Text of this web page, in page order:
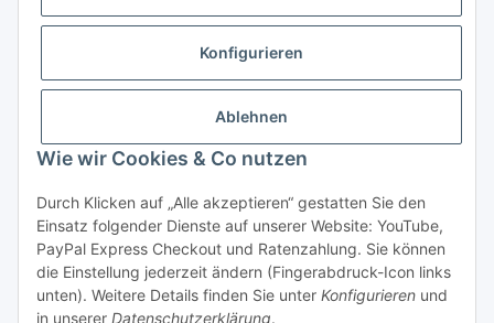
Konfigurieren
Ablehnen
Wie wir Cookies & Co nutzen
Durch Klicken auf „Alle akzeptieren“ gestatten Sie den
Einsatz folgender Dienste auf unserer Website: YouTube,
PayPal Express Checkout und Ratenzahlung. Sie können
die Einstellung jederzeit ändern (Fingerabdruck-Icon links
unten). Weitere Details finden Sie unter Konfigurieren und
in unserer Datenschutzerklärung.
Vertrag widerrufen